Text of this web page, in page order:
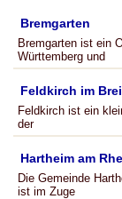
Bremgarten
Bremgarten ist ein
Württemberg und
Feldkirch im
Feldkirch ist ein
der
Hartheim am
Die Gemeinde
ist im Zuge